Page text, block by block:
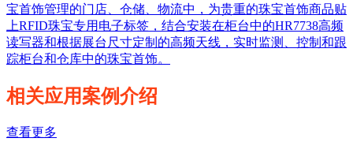
宝首饰管理的门店、仓储、物流中，为贵重的珠宝首饰商品贴
上RFID珠宝专用电子标签，结合安装在柜台中的HR7738高频
读写器和根据展台尺寸定制的高频天线，实时监测、控制和跟
踪柜台和仓库中的珠宝首饰。
相关应用案例介绍
查看更多